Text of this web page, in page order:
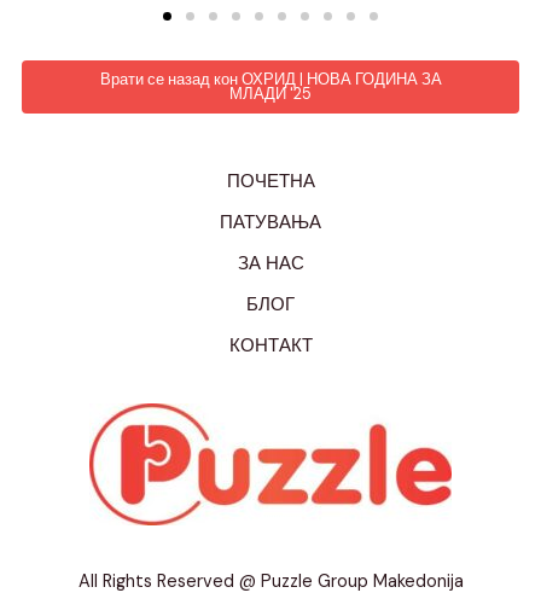
Врати се назад кон ОХРИД | НОВА ГОДИНА ЗА
МЛАДИ '25
ПОЧЕТНА
ПАТУВАЊА
ЗА НАС
БЛОГ
КОНТАКТ
All Rights Reserved @ Puzzle Group Makedonija